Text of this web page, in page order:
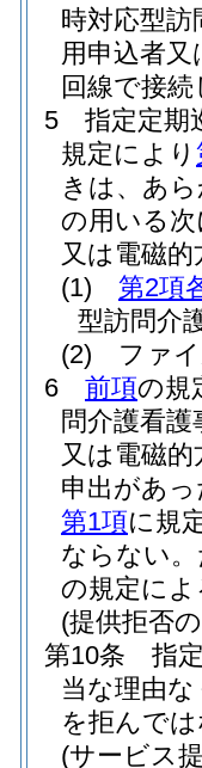
時対応型
用申込者
回線で接
5
指定定期
規定により
きは、あ
の用いる
又は電磁
(1)
第2項
型訪問介
(2)
ファ
6
前項の規
問介護看
又は電磁
申出があ
第1項に規
ならない。
の規定に
(提供拒否
第10条
指
当な理由
を拒んで
(サービス